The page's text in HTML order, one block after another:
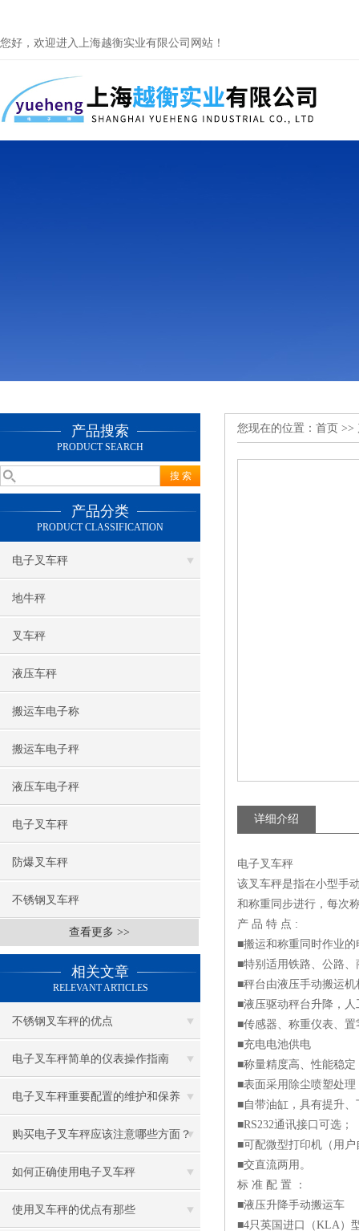
您好，欢迎进入上海越衡实业有限公司网站！
产品搜索
PRODUCT SEARCH
产品分类
PRODUCT CLASSIFICATION
电子叉车秤
地牛秤
叉车秤
液压车秤
搬运车电子称
搬运车电子秤
液压车电子秤
电子叉车秤
防爆叉车秤
不锈钢叉车秤
查看更多 >>
相关文章
RELEVANT ARTICLES
不锈钢叉车秤的优点
电子叉车秤简单的仪表操作指南
电子叉车秤重要配置的维护和保养
购买电子叉车秤应该注意哪些方面？
如何正确使用电子叉车秤
使用叉车秤的优点有那些
您现在的位置： 首页 >>
详细介绍
电子叉车秤
该叉车秤是指在小型手
和称重同步进行，每次
产 品 特 点 :
■搬运和称重同时作业的
■特别适用铁路、公路
■秤台由液压手动搬运
■液压驱动秤台升降，
■传感器、称重仪表、
■充电电池供电
■称量精度高、性能稳定
■表面采用除尘喷塑处
■自带油缸，具有提升
■RS232通讯接口可选；
■可配微型打印机（用户
■交直流两用。
标 准 配 置 ：
■液压升降手动搬运车
■4只英国进口（KLA）